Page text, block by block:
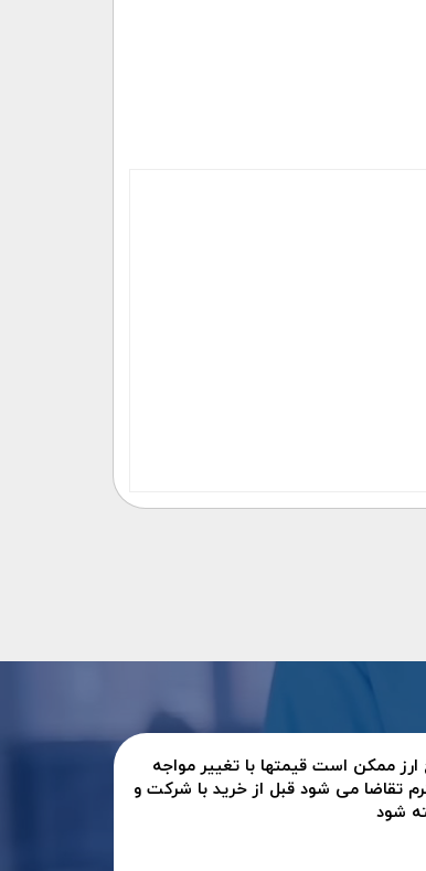
ارز ممکن است قیمتها با تغییر مواجه
تقاضا می شود قبل از خرید با شرکت و
شود